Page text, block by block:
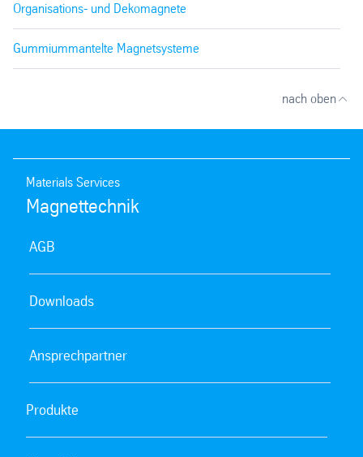
Organisations- und Dekomagnete
Gummiummantelte Magnetsysteme
nach oben
Materials Services
Magnettechnik
AGB
Downloads
Ansprechpartner
Produkte